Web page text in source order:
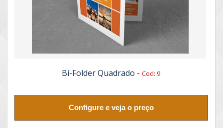
Bi-Folder Quadrado -Cod: 9
Configure e veja o preço